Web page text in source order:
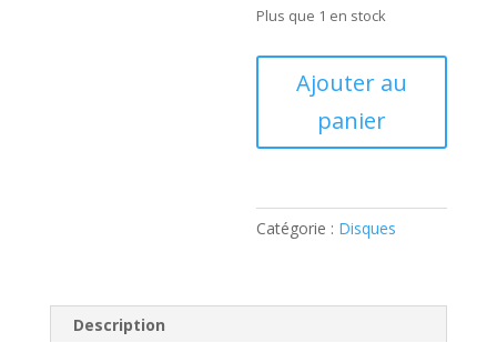
Plus que 1 en stock
B
Band
Ajouter au
panier
Catégorie : Disques
Description